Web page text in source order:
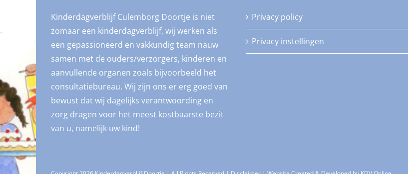
Kinderdagverblijf Culemborg Doortje is niet
zomaar een kinderdagverblijf, wij werken als
een gepassioneerd en vakkundig team nauw
samen met de ouders/verzorgers, kinderen en
aanvullende organen zoals bijvoorbeeld het
consultatiebureau. Wij zijn ons er erg goed van
bewust dat wij dagelijks verantwoording en
zorg dragen voor het meest kostbaarste bezit
van u, namelijk uw kind!
Privacy policy
Privacy instellingen